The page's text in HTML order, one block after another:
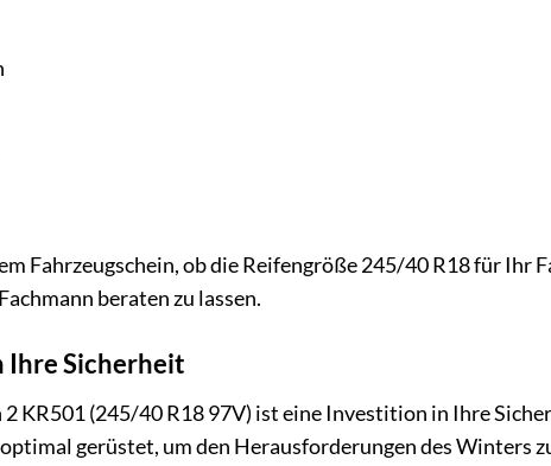
Fahrzeugschein, ob die Reifengröße 245/40 R18 für Ihr
beraten zu lassen.
Ihre Sicherheit
KR501 (245/40 R18 97V) ist eine Investition in Ihre
gerüstet, um den Herausforderungen des Winters